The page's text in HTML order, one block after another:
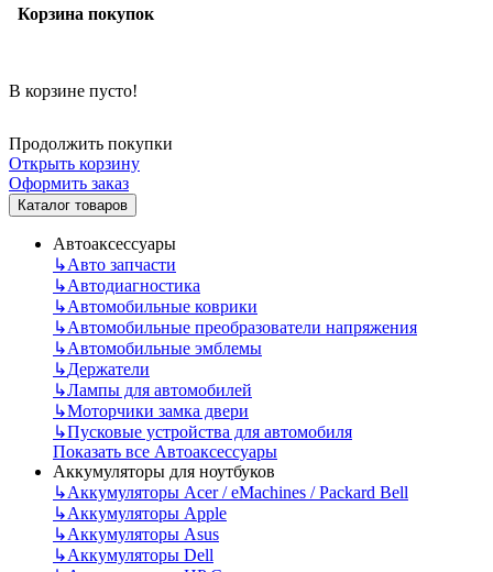
Корзина покупок
В корзине пусто!
Продолжить покупки
Открыть корзину
Оформить заказ
Каталог товаров
Автоаксессуары
↳Авто запчасти
↳Автодиагностика
↳Автомобильные коврики
↳Автомобильные преобразователи напряжения
↳Автомобильные эмблемы
↳Держатели
↳Лампы для автомобилей
↳Моторчики замка двери
↳Пусковые устройства для автомобиля
Показать все Автоаксессуары
Аккумуляторы для ноутбуков
↳Аккумуляторы Acer / eMachines / Packard Bell
↳Аккумуляторы Apple
↳Аккумуляторы Asus
↳Аккумуляторы Dell